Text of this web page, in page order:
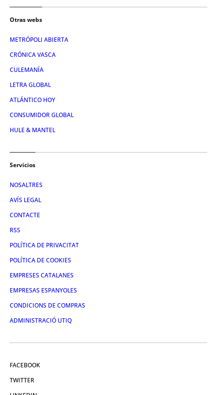
Otras webs
METRÓPOLI ABIERTA
CRÓNICA VASCA
CULEMANÍA
LETRA GLOBAL
ATLÁNTICO HOY
CONSUMIDOR GLOBAL
HULE & MANTEL
Servicios
NOSALTRES
AVÍS LEGAL
CONTACTE
RSS
POLÍTICA DE PRIVACITAT
POLÍTICA DE COOKIES
EMPRESES CATALANES
EMPRESAS ESPANYOLES
CONDICIONS DE COMPRAS
ADMINISTRACIÓ UTIQ
FACEBOOK
TWITTER